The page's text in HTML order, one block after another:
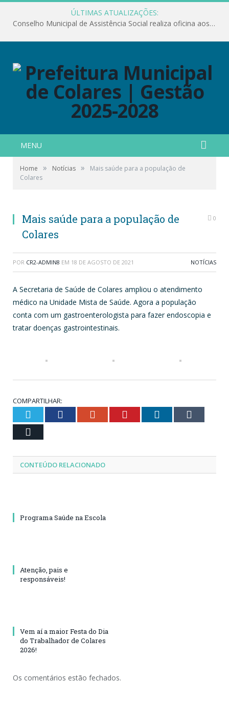
ÚLTIMAS ATUALIZAÇÕES:
Conselho Municipal de Assistência Social realiza oficina aos servidores
MENU
Home » Notícias »
Mais saúde para a população de
Colares
Mais saúde para a população de
Colares
0
POR CR2-ADMIN8 EM 18 DE AGOSTO DE 2021 NOTÍCIAS
A Secretaria de Saúde de Colares ampliou o atendimento
médico na Unidade Mista de Saúde. Agora a população
conta com um gastroenterologista para fazer endoscopia e
tratar doenças gastrointestinais.
COMPARTILHAR:
Twitter Facebook Google+ Pinterest LinkedIn
CONTEÚDO RELACIONADO
Programa Saúde na Escola
Atenção, pais e
responsáveis!
Vem aí a maior Festa do Dia
do Trabalhador de Colares
2026!
Os comentários estão fechados.